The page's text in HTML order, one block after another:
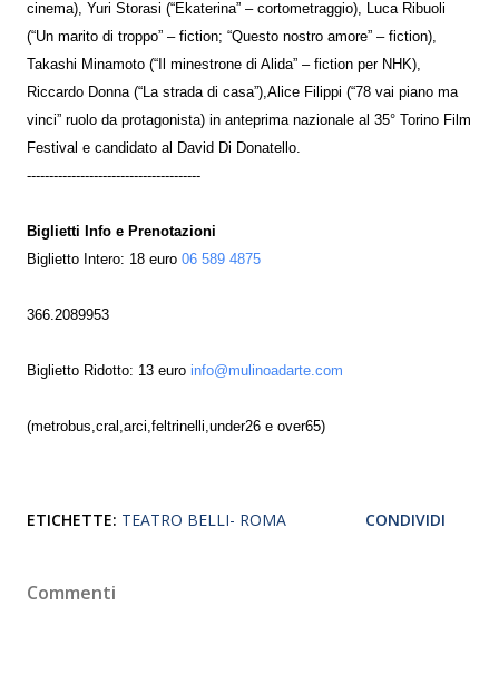
cinema), Yuri Storasi (“Ekaterina” – cortometraggio), Luca Ribuoli
(“Un marito di troppo” – fiction; “Questo nostro amore” – fiction),
Takashi Minamoto (“Il minestrone di Alida” – fiction per NHK),
Riccardo Donna (“La strada di casa”),Alice Filippi (“78 vai piano ma
vinci” ruolo da protagonista) in anteprima nazionale al 35° Torino Film
Festival e candidato al David Di Donatello.
---------------------------------------
Biglietti Info e Prenotazioni
Biglietto Intero: 18 euro 06 589 4875
366.2089953
Biglietto Ridotto: 13 euro info@mulinoadarte.com
(metrobus,cral,arci,feltrinelli,under26 e over65)
ETICHETTE: TEATRO BELLI- ROMA CONDIVIDI
Commenti